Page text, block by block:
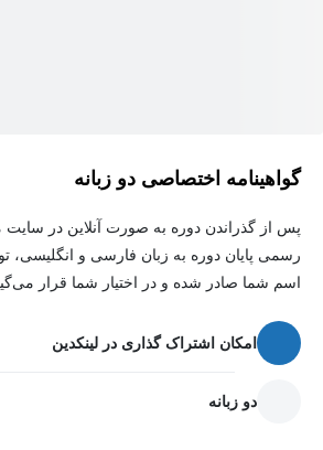
گواهینامه اختصاصی دو زبانه
پس از گذراندن دوره به صورت آنلاین در سایت
رسمی پایان دوره به زبان فارسی و انگلیسی،
اسم شما صادر شده و در اختیار شما قرار
امکان اشتراک گذاری در لینکدین
دو زبانه